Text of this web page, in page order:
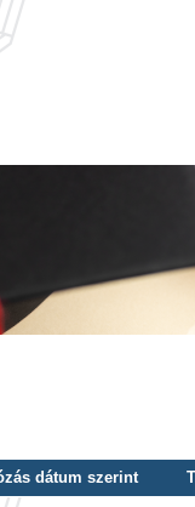
dátum szerint